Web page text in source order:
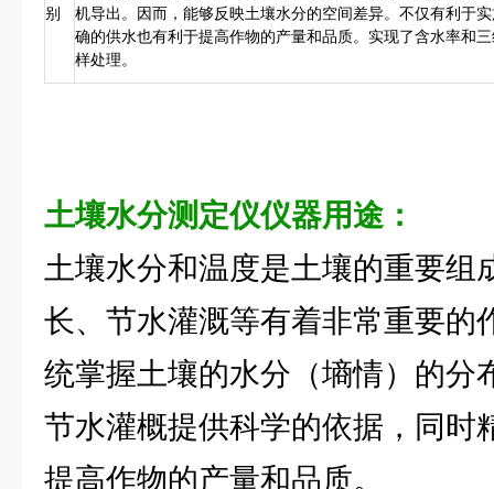
别
机导出。因而，能够反映土壤水分的空间差异。不仅有利于
确的供水也有利于提高作物的产量和品质。实现了含水率和
样处理。
土壤水分测定仪仪器用途：
土壤水分和温度是土壤的重要组
长、节水灌溉等有着非常重要的
统掌握土壤的水分（墒情）的分
节水灌概提供科学的依据，同时
提高作物的产量和品质。